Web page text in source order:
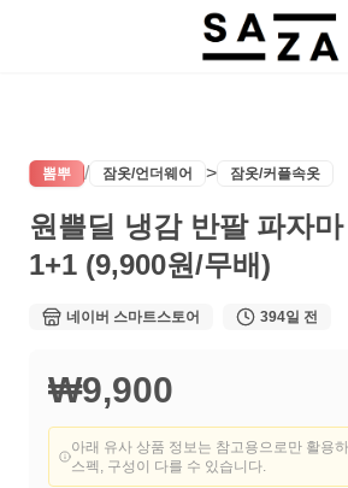
판매 종료
현재 구매할 수 없는 상품입니다
뽐뿌 / 잠옷/언더웨어 > 잠옷/커플속옷
원쁠딜 냉감 반팔 파자
1+1 (9,900원/무배)
네이버 스마트스토어 394일 전
₩9,900
아래 유사 상품 정보는 참고용으로만 활용
스펙, 구성이 다를 수 있습니다.